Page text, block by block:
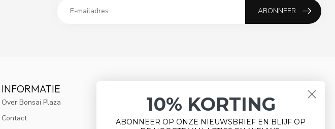
ABONNEER
INFORMATIE
Over Bonsai Plaza
Contact
Account informatie
Mijn bestellingen
10% KORTING
ABONNEER OP ONZE NIEUWSBRIEF EN BLIJF OP